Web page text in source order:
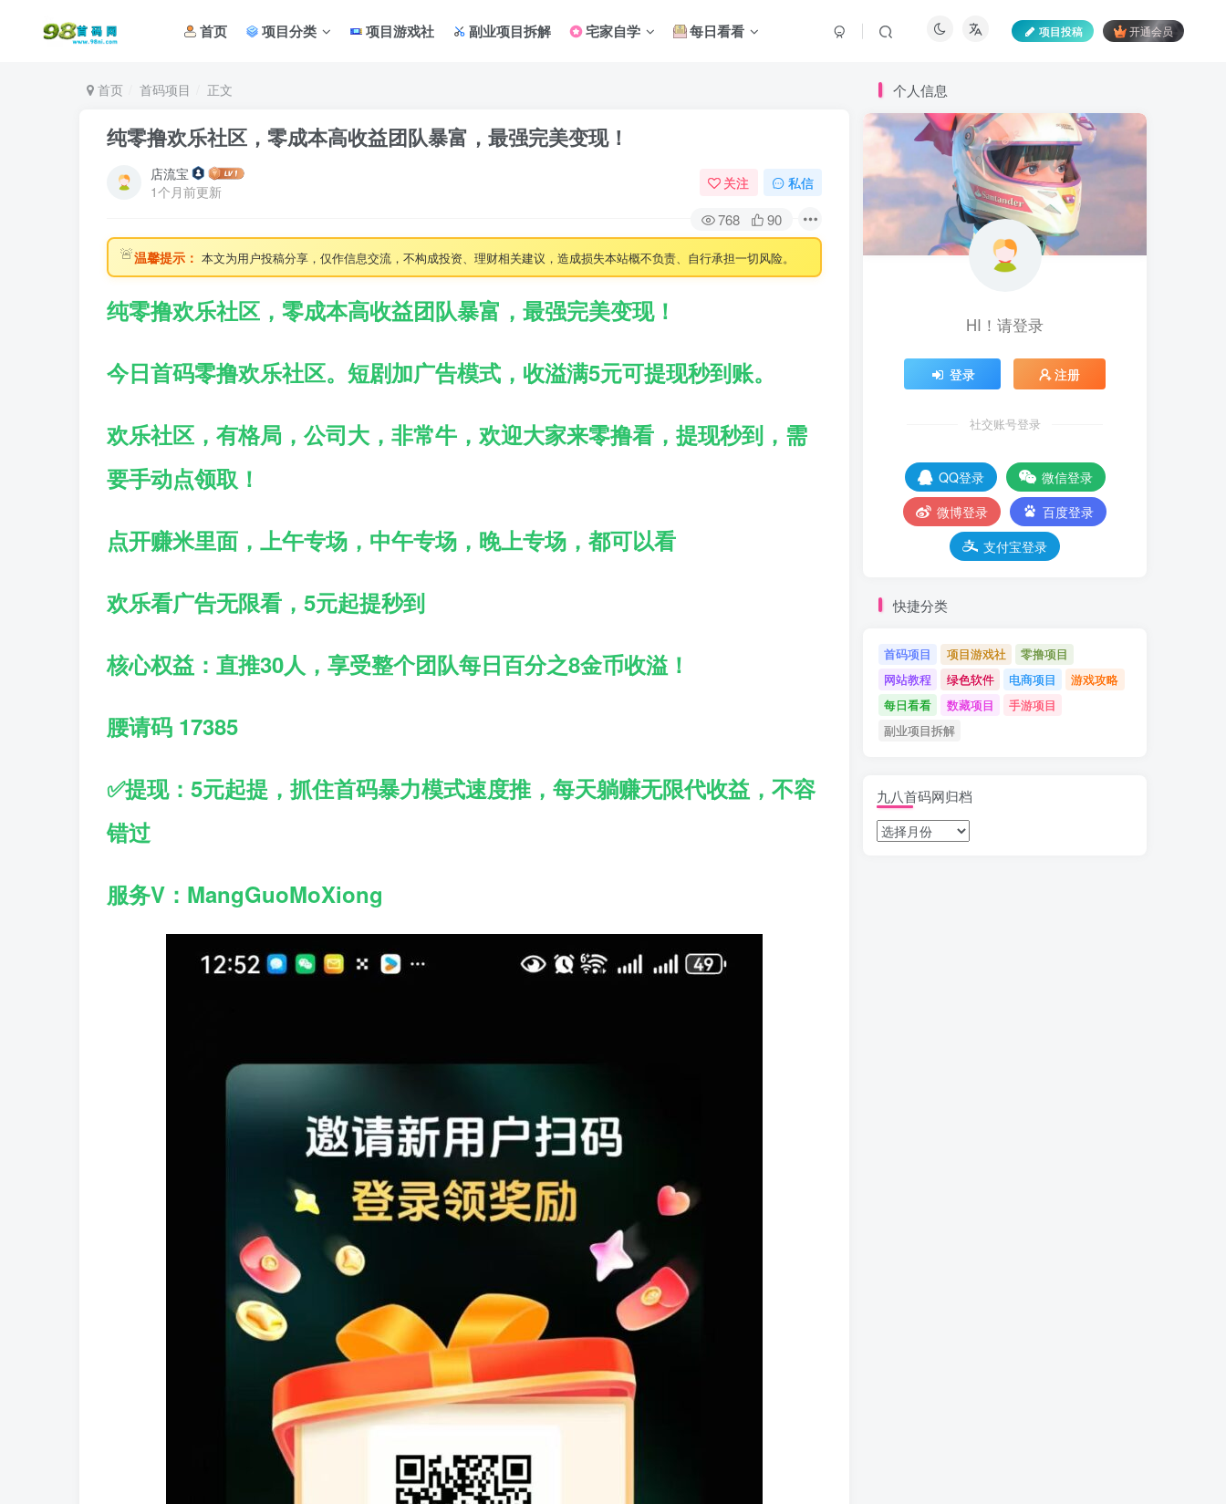
首页 项目分类 项目游戏社 副业项目拆解 宅家自学 每日看看 项目投稿 开通会员
首页 首码项目 正文
纯零撸欢乐社区，零成本高收益团队暴富，最强完美变现！
店流宝
1个月前更新
关注 私信
768 90
🚨温馨提示： 本文为用户投稿分享，仅作信息交流，不构成投资、理财相关建议，造成损失本站概不负责、自行承担一切风险。
纯零撸欢乐社区，零成本高收益团队暴富，最强完美变现！
今日首码零撸欢乐社区。短剧加广告模式，收溢满5元可提现秒到账。
欢乐社区，有格局，公司大，非常牛，欢迎大家来零撸看，提现秒到，需
要手动点领取！
点开赚米里面，上午专场，中午专场，晚上专场，都可以看
欢乐看广告无限看，5元起提秒到
核心权益：直推30人，享受整个团队每日百分之8金币收溢！
腰请码 17385
✅提现：5元起提，抓住首码暴力模式速度推，每天躺赚无限代收益，不容
错过
服务V：MangGuoMoXiong
个人信息
HI！请登录
登录 注册
社交账号登录
QQ登录
微信登录
微博登录
百度登录
支付宝登录
快捷分类
首码项目 项目游戏社
零撸项目
网站教程
绿色软件 电商项目
游戏攻略
每日看看
数藏项目
手游项目
副业项目拆解
九八首码网归档